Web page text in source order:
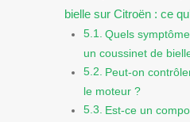
bielle sur Citroën : ce
Quels
un coussinet de
Peut-on
le moteur ?
Est-ce un